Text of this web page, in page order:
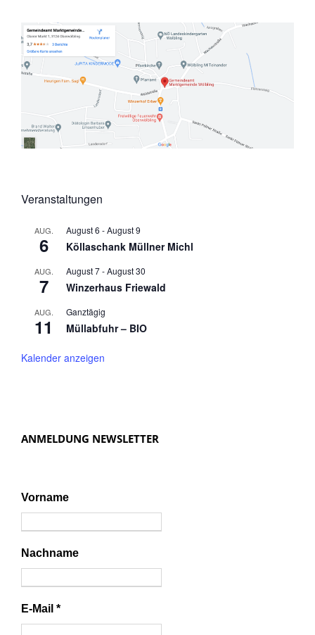
Veranstaltungen
AUG.
6
August 6 -August 9
Köllaschank Müllner Michl
AUG.
7
August 7-August 30
Winzerhaus Friewald
AUG.
11
Ganztägig
Müllabfuhr – BIO
Kalender anzeigen
ANMELDUNG NEWSLETTER
Vorname
Nachname
E-Mail *